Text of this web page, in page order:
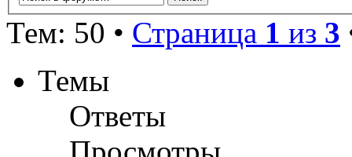
Тем: 50 • Страница 1 из 3
Темы
Ответы